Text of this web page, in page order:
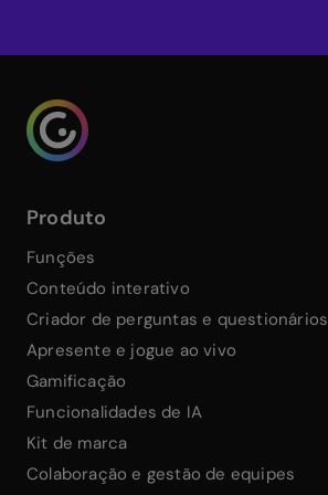
Genialy home page
Produto
Funções
Conteúdo interativo
Criador de perguntas e questionários
Apresente e jogue ao vivo
Gamificação
Funcionalidades de IA
Kit de marca
Colaboração e gestão de equipes